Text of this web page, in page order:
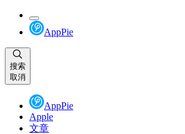
AppPie
搜索
取消
AppPie
Apple
文章